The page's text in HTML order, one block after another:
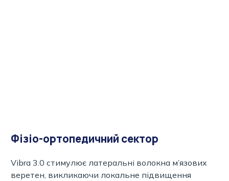
Фізіо-ортопедичний сектор
Vibra 3.0 стимулює латеральні волокна м’язових
веретен, викликаючи локальне підвищення